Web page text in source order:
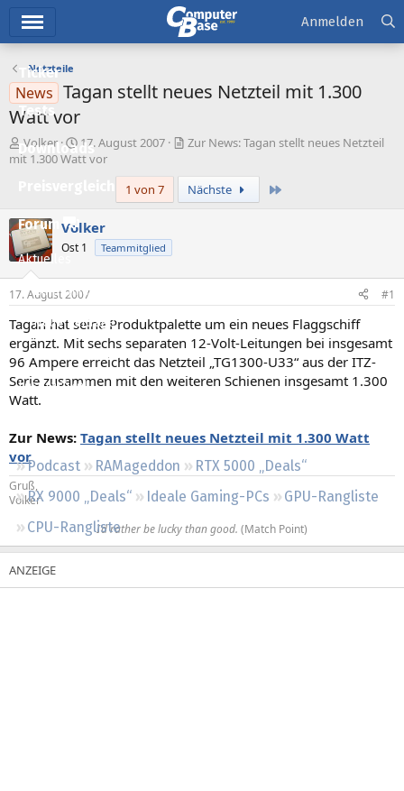
Ticker
Tests
Downloads
Forum
Aktuelles
Empfohlene Inhalte
Neue Beiträge
Neueste Aktivitäten
Leserartikel
Podcast RAMageddon
RTX 5000 „Deals“
RX 9000 „Deals“
Ideale Gaming-PCs
GPU-Rangliste
CPU-Rangliste
Anmelden
Netzteile
News Tagan stellt neues Netzteil mit 1.300
Watt vor
E
r
l
l
e
r
Volker
E
r
l
m
17. August 2007
Zur News: Tagan stellt neues Netzteil
mit 1.300 Watt vor
1 von 7
Nächste
Volker
Ost 1 Teammitglied
17. August 2007 #1
Tagan hat seine Produktpalette um ein neues Flaggschiff
ergänzt. Mit sechs separaten 12-Volt-Leitungen bei insgesamt
96 Ampere erreicht das Netzteil „TG1300-U33“ aus der ITZ-
Serie zusammen mit den weiteren Schienen insgesamt 1.300
Watt.
Zur News: Tagan stellt neues Netzteil mit 1.300 Watt
vor
Gruß,
Volker
I’d rather be lucky than good. (Match Point)​